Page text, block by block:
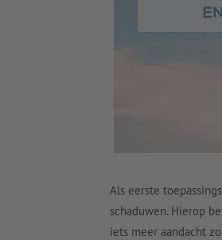
Als eerste
schaduwen. Hierop
iets meer aandacht